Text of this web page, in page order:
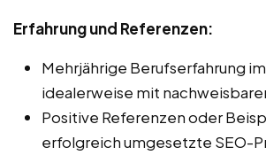
Erfahrung und Referenzen:
Mehrjährige Berufserfahrung
idealerweise mit
Positive Referenzen oder
erfolgreich umgesetzte SEO-